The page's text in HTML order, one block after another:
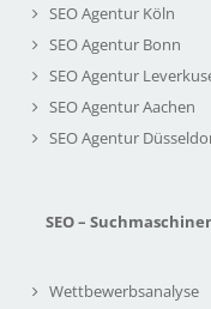
SEO Agentur Köln
SEO Agentur Bonn
SEO Agentur
SEO Agentur Aachen
SEO Agentur
SEO –
Wettbewerbsanalyse